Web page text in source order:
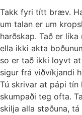
Takk fyri títt bræv.
um talan er um
harðskap. Tað er
ella ikki akta
so er tað ikki loyvt
sigur frá viðvíkjandi
Tú skrivar at pápi tín
skumpaði teg ofta.
skilja alla støðuna,